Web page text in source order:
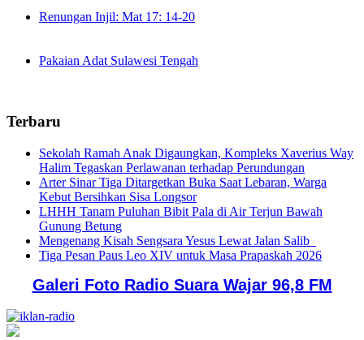
Renungan Injil: Mat 17: 14-20
Pakaian Adat Sulawesi Tengah
Terbaru
Sekolah Ramah Anak Digaungkan, Kompleks Xaverius Way
Halim Tegaskan Perlawanan terhadap Perundungan
Arter Sinar Tiga Ditargetkan Buka Saat Lebaran, Warga
Kebut Bersihkan Sisa Longsor
LHHH Tanam Puluhan Bibit Pala di Air Terjun Bawah
Gunung Betung
Mengenang Kisah Sengsara Yesus Lewat Jalan Salib
Tiga Pesan Paus Leo XIV untuk Masa Prapaskah 2026
Galeri Foto Radio Suara Wajar 96,8 FM